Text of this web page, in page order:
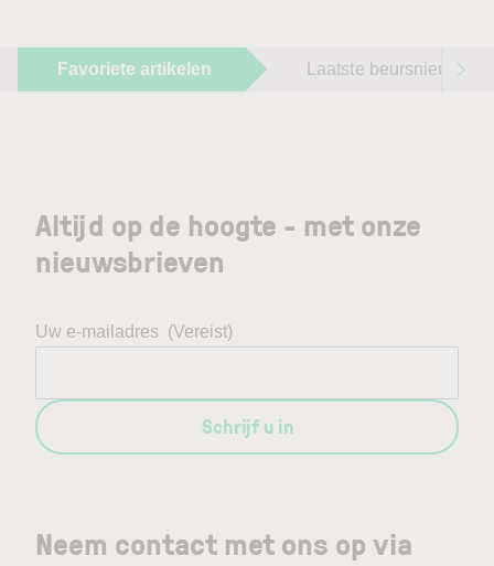
Favoriete artikelen Laatste beursnieuws
Neem contact met ons op via
Altijd op de hoogte - met onze
nieuwsbrieven
Uw e-mailadres (Vereist)
Schrijf u in